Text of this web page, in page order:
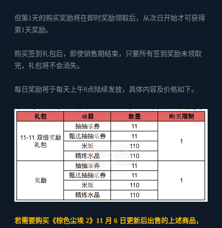
但第1天的购买奖励将在即时奖励领取后，从次日开始才可获得
第1天奖励。
购买签到礼包后，即使销售期结束，只要所有签到奖励未领取
完，礼包将不会消失。
每日奖励将于每天上午8点陆续发放，具体内容及价格如下。
若需要购买《棕色尘埃 2》11 月 6 日更新后出售的上述商品，